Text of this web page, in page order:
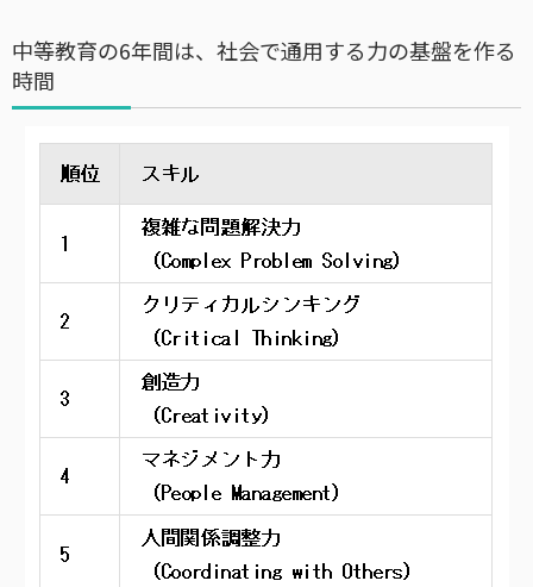
中等教育の6年間は、社会で通用する力の基盤を作る
時間